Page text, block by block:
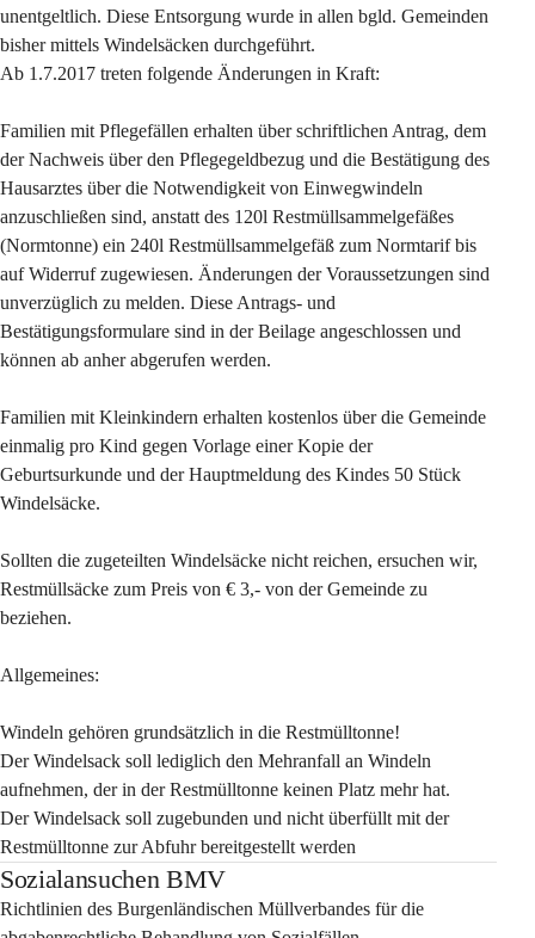
unentgeltlich. Diese Entsorgung wurde in allen bgld. Gemeinden
bisher mittels Windelsäcken durchgeführt.
Ab 1.7.2017 treten folgende Änderungen in Kraft:
Familien mit Pflegefällen erhalten über schriftlichen Antrag, dem
der Nachweis über den Pflegegeldbezug und die Bestätigung des
Hausarztes über die Notwendigkeit von Einwegwindeln
anzuschließen sind, anstatt des 120l Restmüllsammelgefäßes
(Normtonne) ein 240l Restmüllsammelgefäß zum Normtarif bis
auf Widerruf zugewiesen. Änderungen der Voraussetzungen sind
unverzüglich zu melden. Diese Antrags- und
Bestätigungsformulare sind in der Beilage angeschlossen und
können ab anher abgerufen werden.
Familien mit Kleinkindern erhalten kostenlos über die Gemeinde
einmalig pro Kind gegen Vorlage einer Kopie der
Geburtsurkunde und der Hauptmeldung des Kindes 50 Stück
Windelsäcke.
Sollten die zugeteilten Windelsäcke nicht reichen, ersuchen wir,
Restmüllsäcke zum Preis von € 3,- von der Gemeinde zu
beziehen.
Allgemeines:
Windeln gehören grundsätzlich in die Restmülltonne!
Der Windelsack soll lediglich den Mehranfall an Windeln
aufnehmen, der in der Restmülltonne keinen Platz mehr hat.
Der Windelsack soll zugebunden und nicht überfüllt mit der
Restmülltonne zur Abfuhr bereitgestellt werden
Sozialansuchen BMV
Richtlinien des Burgenländischen Müllverbandes für die